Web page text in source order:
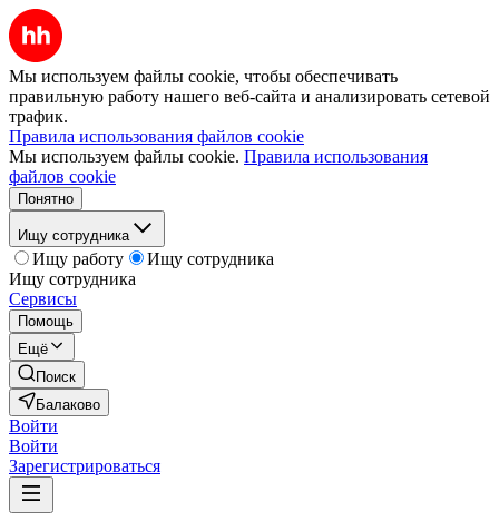
Мы используем файлы cookie, чтобы обеспечивать
правильную работу нашего веб-сайта и анализировать сетевой
трафик.
Правила использования файлов cookie
Мы используем файлы cookie. Правила использования
файлов cookie
Понятно
Ищу сотрудника
Ищу работу
Ищу сотрудника
Ищу сотрудника
Сервисы
Помощь
Ещё
Поиск
Балаково
Войти
Войти
Зарегистрироваться